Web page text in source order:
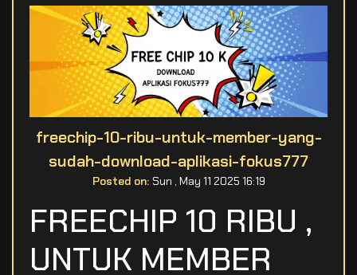
freechip-10-ribu-untuk-member-yang-
sudah-download-aplikasi-fokus777
Posted on: Sun , May 11 2025 16:19
FREECHIP 10 RIBU ,
UNTUK MEMBER